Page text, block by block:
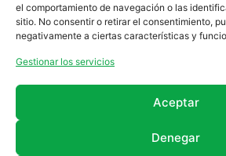
el comportamiento de navegación o las
sitio. No consentir o retirar el consentimiento,
negativamente a ciertas características y
Gestionar los servicios
Aceptar
Denegar
Contacto
SUSCRÍBETE A NUESTRO NEWSLETTER
la sección deNewsletter